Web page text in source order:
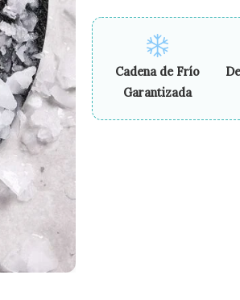
Cadena de Frío
Garantizada